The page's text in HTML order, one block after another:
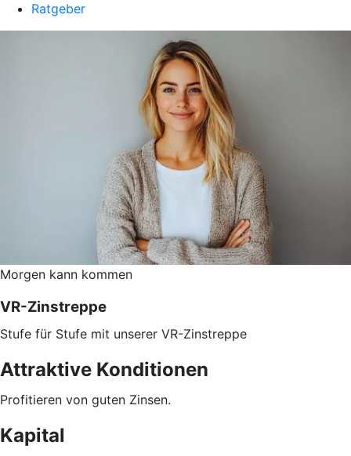
Ratgeber
Morgen kann kommen
VR-Zinstreppe
Stufe für Stufe mit unserer VR-Zinstreppe
Attraktive Konditionen
Profitieren von guten Zinsen.
Kapital